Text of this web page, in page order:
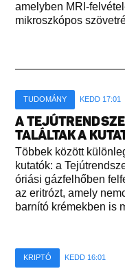
amelyben MRI-
mikroszkópos
TUDOMÁNY KEDD 17:01
A
TALÁLTAK A
Többek között
kutatók: a
óriási gázfelhőben
az eritrózt, amely
barnító krémekben is
KRIPTÓ KEDD 16:01